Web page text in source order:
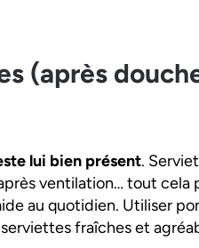
(après
lui bien présent.
ventilation… tout cela
au quotidien. Utiliser
fraîches et